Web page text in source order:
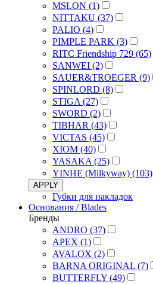
MSLON (1)
NITTAKU (37)
PALIO (4)
PIMPLE PARK (3)
RITC Friendship 729 (65)
SANWEI (2)
SAUER&TROEGER (9)
SPINLORD (8)
STIGA (27)
SWORD (2)
TIBHAR (43)
VICTAS (45)
XIOM (40)
YASAKA (25)
YINHE (Milkyway) (103)
APPLY
Губки для накладок
Основания / Blades
Бренды
ANDRO (37)
APEX (1)
AVALOX (2)
BARNA ORIGINAL (7)
BUTTERFLY (49)